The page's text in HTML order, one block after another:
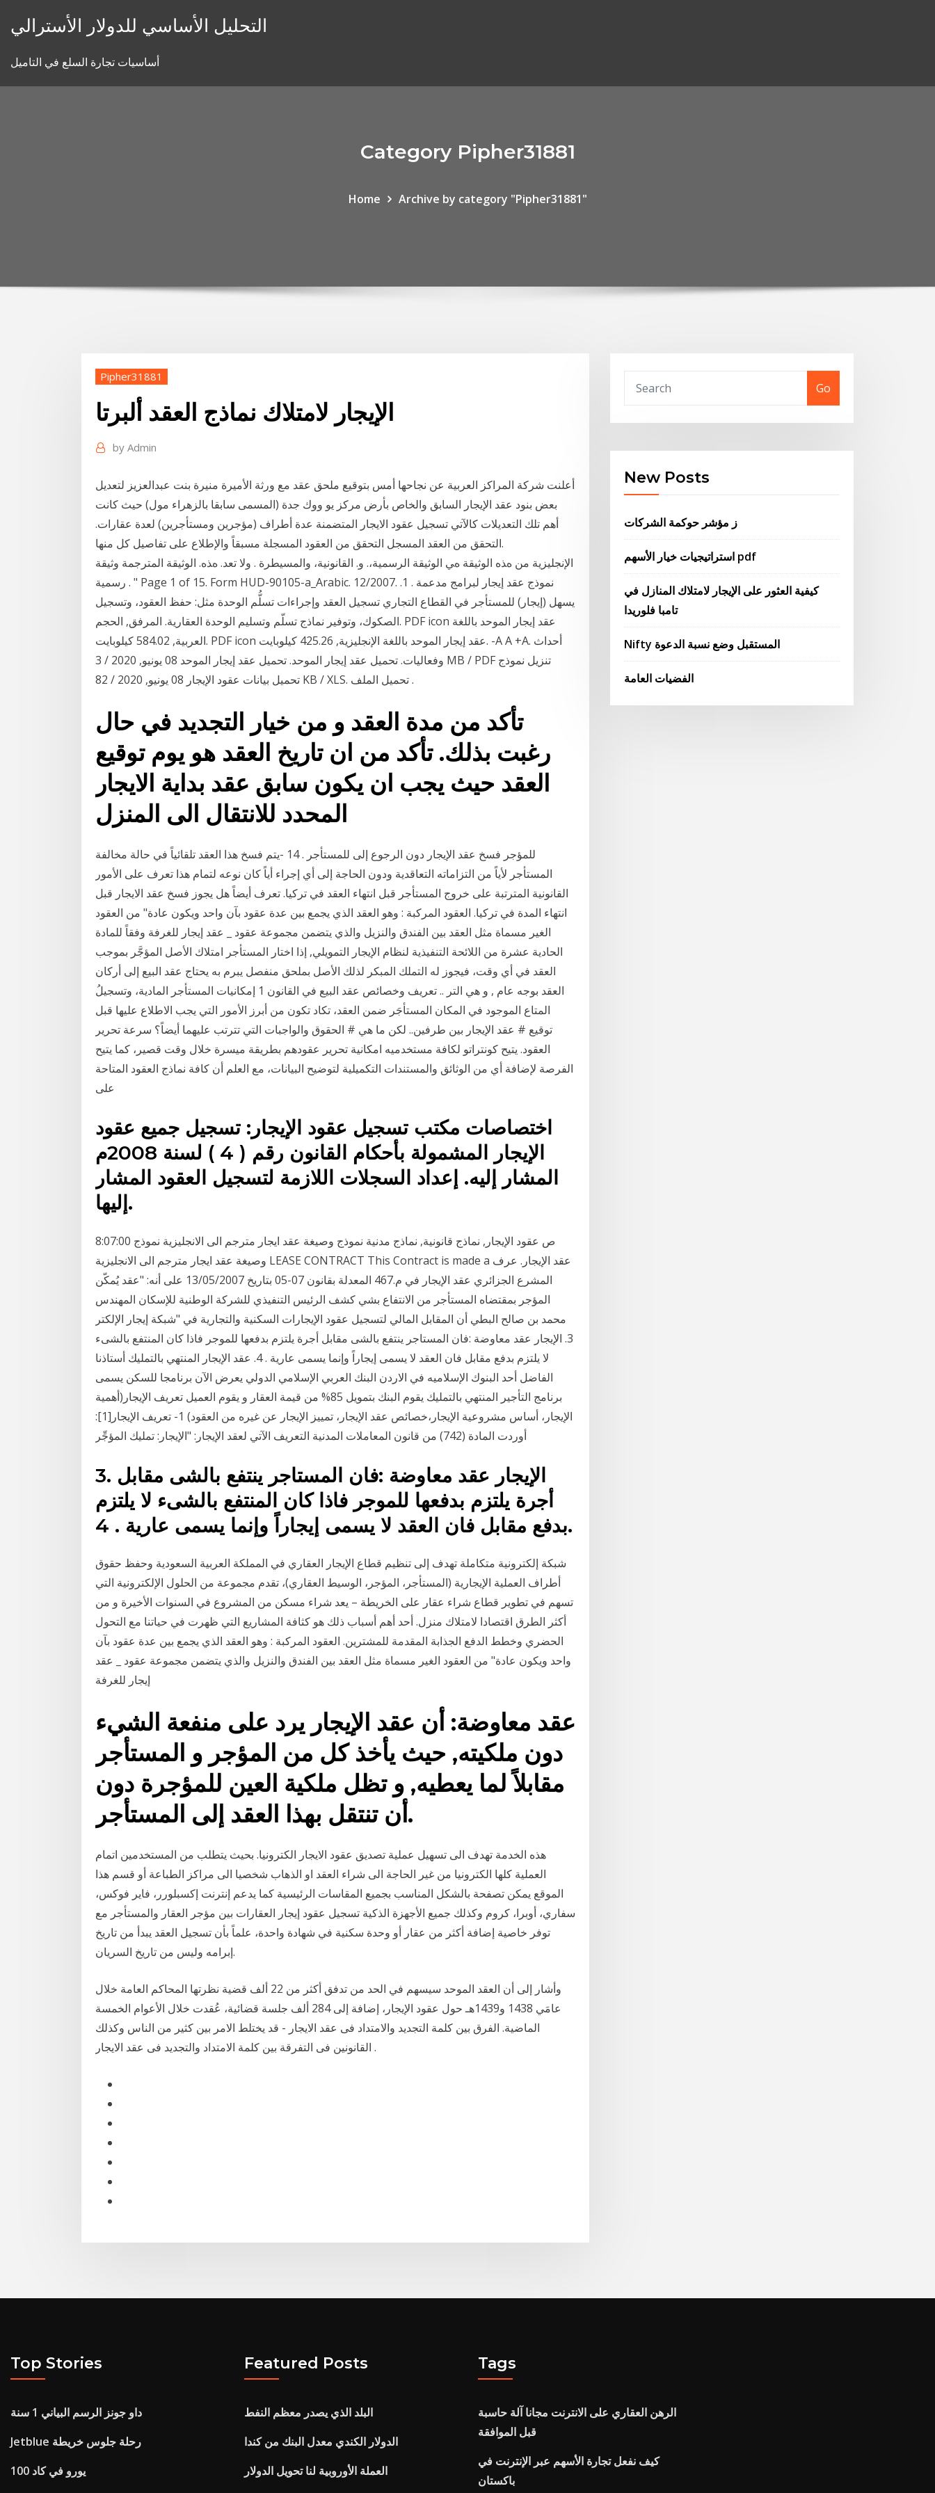
التحليل الأساسي للدولار الأسترالي
أساسيات تجارة السلع في التاميل
Category Pipher31881
Home Archive by category "Pipher31881"
Pipher31881
الإيجار لامتلاك نماذج العقد ألبرتا
by Admin
أعلنت شركة المراكز العربية عن نجاحها أمس بتوقيع ملحق عقد مع ورثة الأميرة منيرة بنت عبدالعزيز لتعديل
بعض بنود عقد الإيجار السابق والخاص بأرض مركز يو ووك جدة (المسمى سابقا بالزهراء مول) حيث كانت
أهم تلك التعديلات كالآتي تسجيل عقود الايجار المتضمنة عدة أطراف (مؤجرين ومستأجرين) لعدة عقارات.
التحقق من العقد المسجل التحقق من العقود المسجلة مسبقاً والإطلاع على تفاصيل كل منها.
اﻹﻧﺠﻠﻴﺰﻳﺔ ﻣﻦ هﺬﻩ اﻟﻮﺛﻴﻘﺔ هﻲ اﻟﻮﺛﻴﻘﺔ اﻟﺮﺳﻤﻴﺔ،. و. اﻟﻘﺎﻧﻮﻧﻴﺔ، واﻟﻤﺴﻴﻄﺮة . وﻻ ﺗﻌﺪ. هﺬﻩ. اﻟﻮﺛﻴﻘﺔ اﻟﻤﺘﺮﺟﻤﺔ وﺛﻴﻘﺔ
رﺳﻤﻴﺔ . " Page 1 of 15. Form HUD-90105-a_Arabic. 12/2007. ﻧﻤﻮذج ﻋﻘﺪ إﻳﺠﺎر ﻟﺒﺮاﻣﺞ ﻣﺪﻋﻤﺔ . 1.
يسهل (إيجار) للمستأجر في القطاع التجاري تسجيل العقد وإجراءات تسلُّم الوحدة مثل: حفظ العقود، وتسجيل
الصكوك، وتوفير نماذج تسلّم وتسليم الوحدة العقارية. المرفق, الحجم. PDF icon عقد إيجار الموحد باللغة
العربية, 584.02 كيلوبايت. PDF icon عقد إيجار الموحد باللغة الإنجليزية, 425.26 كيلوبايت. -A A +A. أحداث
وفعاليات. تحميل عقد إيجار الموحد. تحميل عقد إيجار الموحد 08 يونيو, 2020 / 3 MB / PDF تنزيل نموذج
تحميل بيانات عقود الإيجار 08 يونيو, 2020 / 82 KB / XLS. تحميل الملف .
تأكد من مدة العقد و من خيار التجديد في حال
رغبت بذلك. تأكد من ان تاريخ العقد هو يوم توقيع
العقد حيث يجب ان يكون سابق عقد بداية الايجار
المحدد للانتقال الى المنزل
للمؤجر فسخ عقد الإيجار دون الرجوع إلى للمستأجر . 14 -يتم فسخ هذا العقد تلقائياً في حالة مخالفة
المستأجر لأياً من التزاماته التعاقدية ودون الحاجة إلى أي إجراء أياً كان نوعه لتمام هذا تعرف على الأمور
القانونية المترتبة على خروج المستأجر قبل انتهاء العقد في تركيا. تعرف أيضاً هل يجوز فسخ عقد الايجار قبل
انتهاء المدة في تركيا. العقود المركبة : وهو العقد الذي يجمع بين عدة عقود بآن واحد ويكون عادة" من العقود
الغير مسماة مثل العقد بين الفندق والنزيل والذي يتضمن مجموعة عقود _ عقد إيجار للغرفة وفقاً للمادة
الحادية عشرة من اللائحة التنفيذية لنظام الإيجار التمويلي, إذا اختار المستأجر امتلاك الأصل المؤجَّر بموجب
العقد في أي وقت، فيجوز له التملك المبكر لذلك الأصل بملحق منفصل يبرم به يحتاج عقد البيع إلى أركان
العقد بوجه عام , و هي التر .. تعريف وخصائص عقد البيع في القانون 1 إمكانيات المستأجر المادية، وتسجيلُ
المتاع الموجود في المكان المستأجَر ضمن العقد، تكاد تكون من أبرز الأمور التي يجب الاطلاع عليها قبل
توقيع # عقد الإيجار بين طرفين.. لكن ما هي # الحقوق والواجبات التي تترتب عليهما أيضاً؟ سرعة تحرير
العقود. يتيح كونتراتو لكافة مستخدميه امكانية تحرير عقودهم بطريقة ميسرة خلال وقت قصير، كما يتيح
الفرصة لإضافة أي من الوثائق والمستندات التكميلية لتوضيح البيانات، مع العلم أن كافة نماذج العقود المتاحة
على
اختصاصات مكتب تسجيل عقود الإيجار: تسجيل جميع عقود
الإيجار المشمولة بأحكام القانون رقم ( 4 ) لسنة 2008م
المشار إليه. إعداد السجلات اللازمة لتسجيل العقود المشار
إليها.
8:07:00 ص عقود الإيجار, نماذج قانونية, نماذج مدنية نموذج وصيغة عقد ايجار مترجم الى الانجليزية نموذج
وصيغة عقد ايجار مترجم الى الانجليزية LEASE CONTRACT This Contract is made a عقد الإيجار. عرف
المشرع الجزائري عقد الإيجار في م.467 المعدلة بقانون 07-05 بتاريخ 13/05/2007 على أنه: "عقد يُمكّن
المؤجر بمقتضاه المستأجر من الانتفاع بشي كشف الرئيس التنفيذي للشركة الوطنية للإسكان المهندس
محمد بن صالح البطي أن المقابل المالي لتسجيل عقود الإيجارات السكنية والتجارية في "شبكة إيجار الإلكتر
3. الإيجار عقد معاوضة :فان المستاجر ينتفع بالشى مقابل أجرة يلتزم بدفعها للموجر فاذا كان المنتفع بالشىء
لا يلتزم بدفع مقابل فان العقد لا يسمى إيجاراً وإنما يسمى عارية . 4. عقد الإيجار المنتهي بالتمليك أستاذنا
الفاضل أحد البنوك الإسلاميه في الاردن البنك العربي الإسلامي الدولي يعرض الآن برنامجا للسكن يسمى
برنامج التأجير المنتهي بالتمليك يقوم البنك بتمويل 85% من قيمة العقار و يقوم العميل تعريف الإيجار(أهمية
الإيجار، أساس مشروعية الإيجار،خصائص عقد الإيجار، تمييز الإيجار عن غيره من العقود) 1- تعريف الإيجار[1]:
أوردت المادة (742) من قانون المعاملات المدنية التعريف الآتي لعقد الإيجار: "الإيجار: تمليك المؤجِّر
3. الإيجار عقد معاوضة :فان المستاجر ينتفع بالشى مقابل
أجرة يلتزم بدفعها للموجر فاذا كان المنتفع بالشىء لا يلتزم
بدفع مقابل فان العقد لا يسمى إيجاراً وإنما يسمى عارية . 4.
شبكة إلكترونية متكاملة تهدف إلى تنظيم قطاع الإيجار العقاري في المملكة العربية السعودية وحفظ حقوق
أطراف العملية الإيجارية (المستأجر، المؤجر، الوسيط العقاري)، تقدم مجموعة من الحلول الإلكترونية التي
تسهم في تطوير قطاع شراء عقار على الخريطة – يعد شراء مسكن من المشروع في السنوات الأخيرة و من
أكثر الطرق اقتصادا لامتلاك منزل. أحد أهم أسباب ذلك هو كثافة المشاريع التي ظهرت في حياتنا مع التحول
الحضري وخطط الدفع الجذابة المقدمة للمشترين. العقود المركبة : وهو العقد الذي يجمع بين عدة عقود بآن
واحد ويكون عادة" من العقود الغير مسماة مثل العقد بين الفندق والنزيل والذي يتضمن مجموعة عقود _ عقد
إيجار للغرفة
عقد معاوضة: أن عقد الإيجار يرد على منفعة الشيء
دون ملكيته, حيث يأخذ كل من المؤجر و المستأجر
مقابلاً لما يعطيه, و تظل ملكية العين للمؤجرة دون
أن تنتقل بهذا العقد إلى المستأجر.
هذه الخدمة تهدف الى تسهيل عملية تصديق عقود الايجار الكترونيا. بحيث يتطلب من المستخدمين اتمام
العملية كلها الكترونيا من غير الحاجة الى شراء العقد او الذهاب شخصيا الى مراكز الطباعة أو قسم هذا
الموقع يمكن تصفحة بالشكل المناسب بجميع المقاسات الرئيسية كما يدعم إنترنت إكسبلورر، فاير فوكس،
سفاري، أوبرا، كروم وكذلك جميع الأجهزة الذكية تسجيل عقود إيجار العقارات بين مؤجر العقار والمستأجر مع
توفر خاصية إضافة أكثر من عقار أو وحدة سكنية في شهادة واحدة، علماً بأن تسجيل العقد يبدأ من تاريخ
إبرامه وليس من تاريخ السريان.
وأشار إلى أن العقد الموحد سيسهم في الحد من تدفق أكثر من 22 ألف قضية نظرتها المحاكم العامة خلال
عامَي 1438 و1439هـ حول عقود الإيجار، إضافة إلى 284 ألف جلسة قضائية، عُقدت خلال الأعوام الخمسة
الماضية. الفرق بين كلمة التجديد والامتداد فى عقد الايجار - قد يختلط الامر بين كثير من الناس وكذلك
القانونين فى التفرقة بين كلمة الامتداد والتجديد فى عقد الايجار .
Go
New Posts
ز مؤشر حوكمة الشركات
استراتيجيات خيار الأسهم pdf
كيفية العثور على الإيجار لامتلاك المنازل في
تامبا فلوريدا
Nifty المستقبل وضع نسبة الدعوة
الفضيات العامة
Top Stories
داو جونز الرسم البياني 1 سنة
Jetblue رحلة جلوس خريطة
100 يورو في كاد
Featured Posts
البلد الذي يصدر معظم النفط
الدولار الكندي معدل البنك من كندا
العملة الأوروبية لنا تحويل الدولار
Tags
الرهن العقاري على الانترنت مجانا آلة حاسبة
قبل الموافقة
كيف نفعل تجارة الأسهم عبر الإنترنت في
باكستان